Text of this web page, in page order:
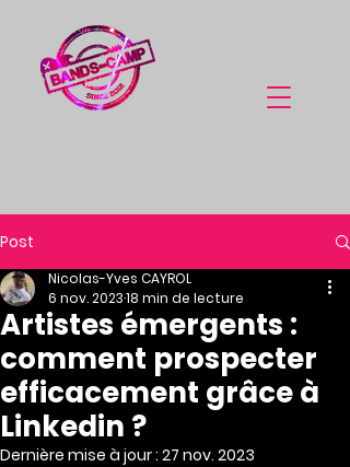
Post
Artistes émergents :
comment prospecter
efficacement grâce à
Linkedin ?
Nicolas-Yves CAYROL
6 nov. 202318 min de lecture
Dernière mise à jour : 27 nov. 2023